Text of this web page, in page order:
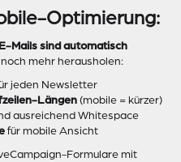
Optimierung:
Mails sind automatisch
mehr herausholen:
jeden Newsletter
Längen (mobile = kürzer)
ausreichend Whitespace
für mobile Ansicht
Formulare mit